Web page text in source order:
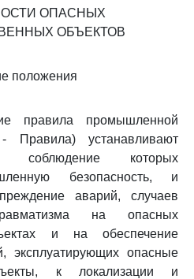
ОПАСНЫХ
ОБЪЕКТОВ
положения
правила промышленной
Правила) устанавливают
соблюдение которых
безопасность, и
аварий, случаев
на опасных
и на обеспечение
эксплуатирующих опасные
к локализации и